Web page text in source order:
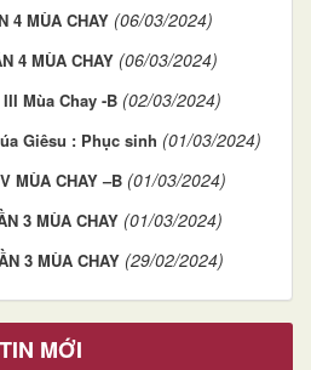
4 MÙA CHAY (06/03/2024)
4 MÙA CHAY (06/03/2024)
Mùa Chay -B (02/03/2024)
Giêsu : Phục sinh (01/03/2024)
MÙA CHAY –B (01/03/2024)
3 MÙA CHAY (01/03/2024)
3 MÙA CHAY (29/02/2024)
TIN MỚI